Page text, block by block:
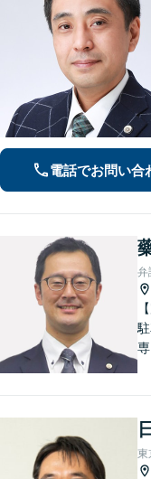
電話でお問い合
弁
東